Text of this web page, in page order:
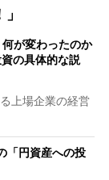
が変わったのか
の具体的な説
上場企業の経営
「円資産への投